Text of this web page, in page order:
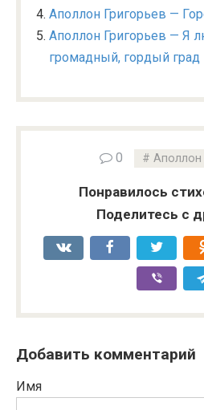
Аполлон Григорьев —
Аполлон Григорьев — Я
громадный, гордый град
0 Аполлон
Понравилось
Поделитесь с
Добавить комментарий
Имя